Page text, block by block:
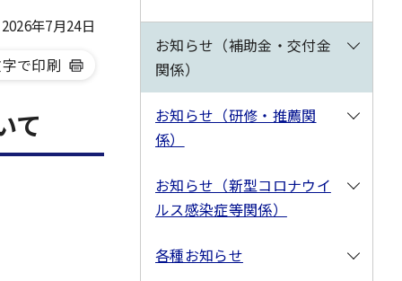
年7月24日
で印刷
て
お知らせ（補助金・交付金
関係）
お知らせ（研修・推薦関
係）
お知らせ（新型コロナウイ
ルス感染症等関係）
各種お知らせ